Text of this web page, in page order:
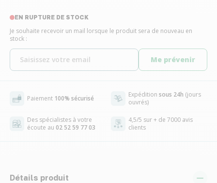
EN RUPTURE DE STOCK
Je souhaite recevoir un mail lorsque le produit sera de nouveau en
stock :
Me prévenir
Paiement 100% sécurisé Expédition sous 24h (jours
ouvrés)
Des spécialistes à votre
écoute au 02 52 59 77 03
4,5/5 sur + de 7000 avis
clients
Détails produit